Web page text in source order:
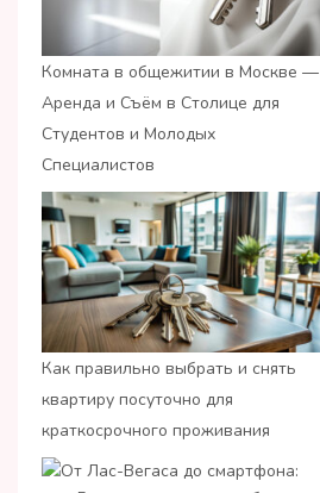
Комната в общежитии в Москве —
Аренда и Съём в Столице для
Студентов и Молодых
Специалистов
Как правильно выбрать и снять
квартиру посуточно для
краткосрочного проживания